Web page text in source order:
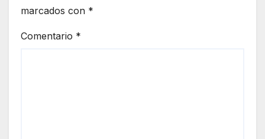
marcados con *
Comentario *